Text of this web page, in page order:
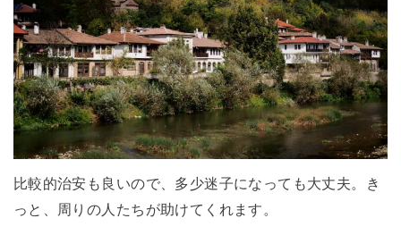
比較的治安も良いので、多少迷子になっても大丈夫。き
っと、周りの人たちが助けてくれます。